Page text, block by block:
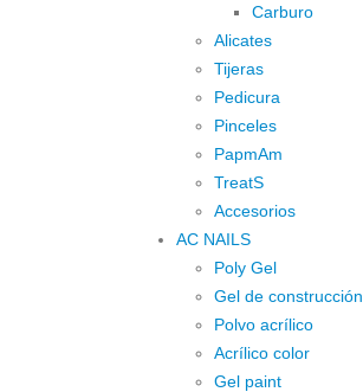
Carburo
Alicates
Tijeras
Pedicura
Pinceles
PapmAm
TreatS
Accesorios
AC NAILS
Poly Gel
Gel de construcción
Polvo acrílico
Acrílico color
Gel paint